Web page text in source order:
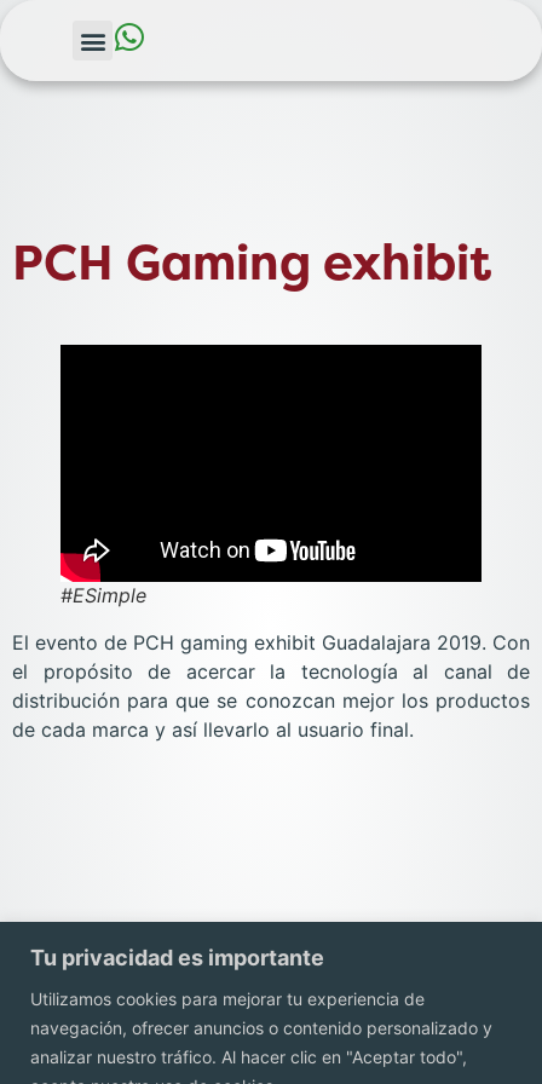
Tu privacidad es importante
Utilizamos cookies para mejorar tu experiencia de
navegación, ofrecer anuncios o contenido personalizado y
analizar nuestro tráfico. Al hacer clic en "Aceptar todo",
PCH Gaming exhibit
#ESimple
El evento de PCH gaming exhibit Guadalajara 2019. Con
el propósito de acercar la tecnología al canal de
distribución para que se conozcan mejor los productos
de cada marca y así llevarlo al usuario final.
Contacto